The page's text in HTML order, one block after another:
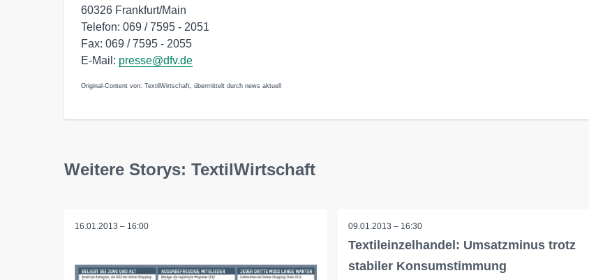
60326 Frankfurt/Main
Telefon: 069 / 7595 - 2051
Fax: 069 / 7595 - 2055
E-Mail: presse@dfv.de
Original-Content von: TextilWirtschaft, übermittelt durch news aktuell
Weitere Storys: TextilWirtschaft
16.01.2013 – 16:00 09.01.2013 – 16:30
Textileinzelhandel: Umsatzminus trotz
stabiler Konsumstimmung